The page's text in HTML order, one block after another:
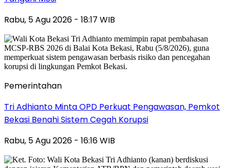
Rabu, 5 Agu 2026 - 18:17 WIB
Pemerintahan
Tri Adhianto Minta OPD Perkuat Pengawasan, Pemkot
Bekasi Benahi Sistem Cegah Korupsi
Rabu, 5 Agu 2026 - 16:16 WIB